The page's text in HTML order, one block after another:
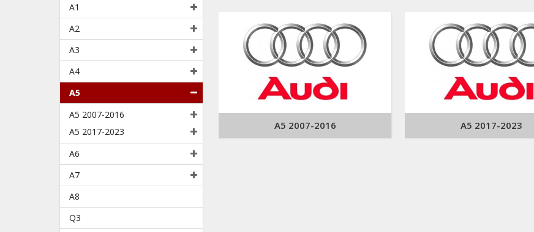
A1
A2
A3
A4
A5
A5 2007-2016
A5 2017-2023
A6
A7
A8
Q3
A5 2007-2016 A5 2017-2023